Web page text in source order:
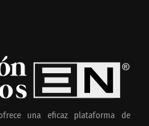
una eficaz plataforma de